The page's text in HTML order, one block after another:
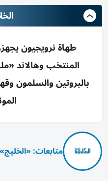
المنتخب وهالاند
بالبروتين والسلمون
متابعات: «الخليج»